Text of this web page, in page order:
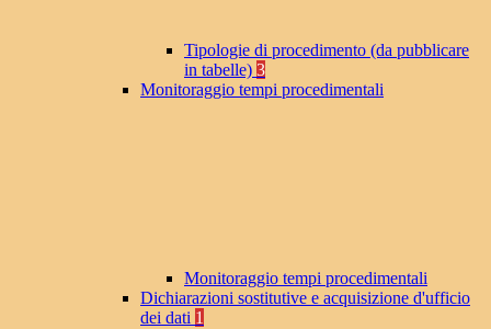
Tipologie di procedimento (da pubblicare
in tabelle) 3
Monitoraggio tempi procedimentali
Monitoraggio tempi procedimentali
Dichiarazioni sostitutive e acquisizione d'ufficio
dei dati 1